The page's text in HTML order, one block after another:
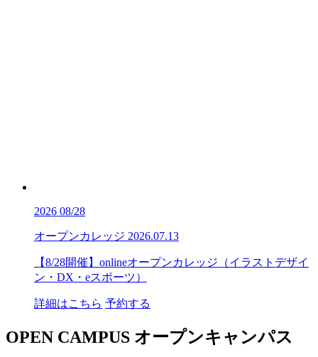
2026 08/28
オープンカレッジ 2026.07.13
【8/28開催】onlineオープンカレッジ（イラストデザイ
ン・DX・eスポーツ）
詳細はこちら 予約する
OPEN CAMPUS オープンキャンパス